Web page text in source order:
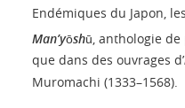
Endémiques du Japon, les
Man’yōshū , anthologie
que dans des ouvrages d’
Muromachi (1333–1568).